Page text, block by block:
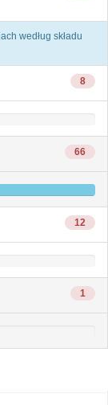
według składu
8
66
12
1